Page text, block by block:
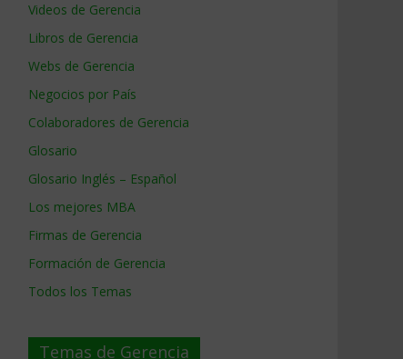
Videos de Gerencia
Libros de Gerencia
Webs de Gerencia
Negocios por País
Colaboradores de Gerencia
Glosario
Glosario Inglés – Español
Los mejores MBA
Firmas de Gerencia
Formación de Gerencia
Todos los Temas
Temas de Gerencia